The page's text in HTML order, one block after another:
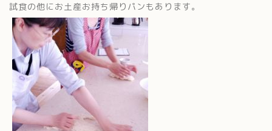
試食の他にお土産お持ち帰りパンもあります。